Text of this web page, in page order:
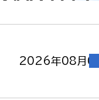
2026年08月06